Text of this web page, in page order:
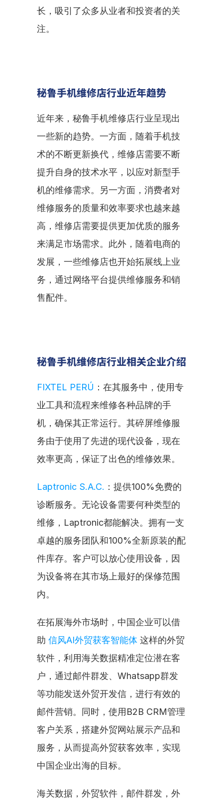
长，吸引了众多从业者和投资者的关
注。
秘鲁手机维修店行业近年趋势
近年来，秘鲁手机维修店行业呈现出
一些新的趋势。一方面，随着手机技
术的不断更新换代，维修店需要不断
提升自身的技术水平，以应对新型手
机的维修需求。另一方面，消费者对
维修服务的质量和效率要求也越来越
高，维修店需要提供更加优质的服务
来满足市场需求。此外，随着电商的
发展，一些维修店也开始拓展线上业
务，通过网络平台提供维修服务和销
售配件。
秘鲁手机维修店行业相关企业介绍
FIXTEL PERÚ ：在其服务中，使用专
业工具和流程来维修各种品牌的手
机，确保其正常运行。其碎屏维修服
务由于使用了先进的现代设备，现在
效率更高，保证了出色的维修效果。
Laptronic S.A.C. ：提供100%免费的
诊断服务。无论设备需要何种类型的
维修，Laptronic都能解决。拥有一支
卓越的服务团队和100%全新原装的配
件库存。客户可以放心使用设备，因
为设备将在其市场上最好的保修范围
内。
在拓展海外市场时，中国企业可以借
助 信风AI外贸获客智能体 这样的外贸
软件，利用海关数据精准定位潜在客
户，通过邮件群发、Whatsapp群发
等功能发送外贸开发信，进行有效的
邮件营销。同时，使用B2B CRM管理
客户关系，搭建外贸网站展示产品和
服务，从而提高外贸获客效率，实现
中国企业出海的目标。
海关数据，外贸软件，邮件群发，外